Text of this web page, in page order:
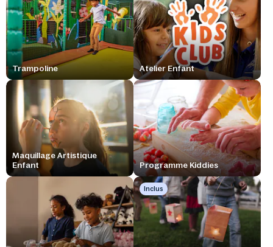
Trampoline Atelier Enfant
Maquillage Artistique
Enfant
Programme Kiddies
Inclus